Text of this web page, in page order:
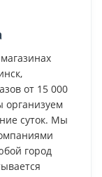
от 15 000
организуем
суток. Мы
город